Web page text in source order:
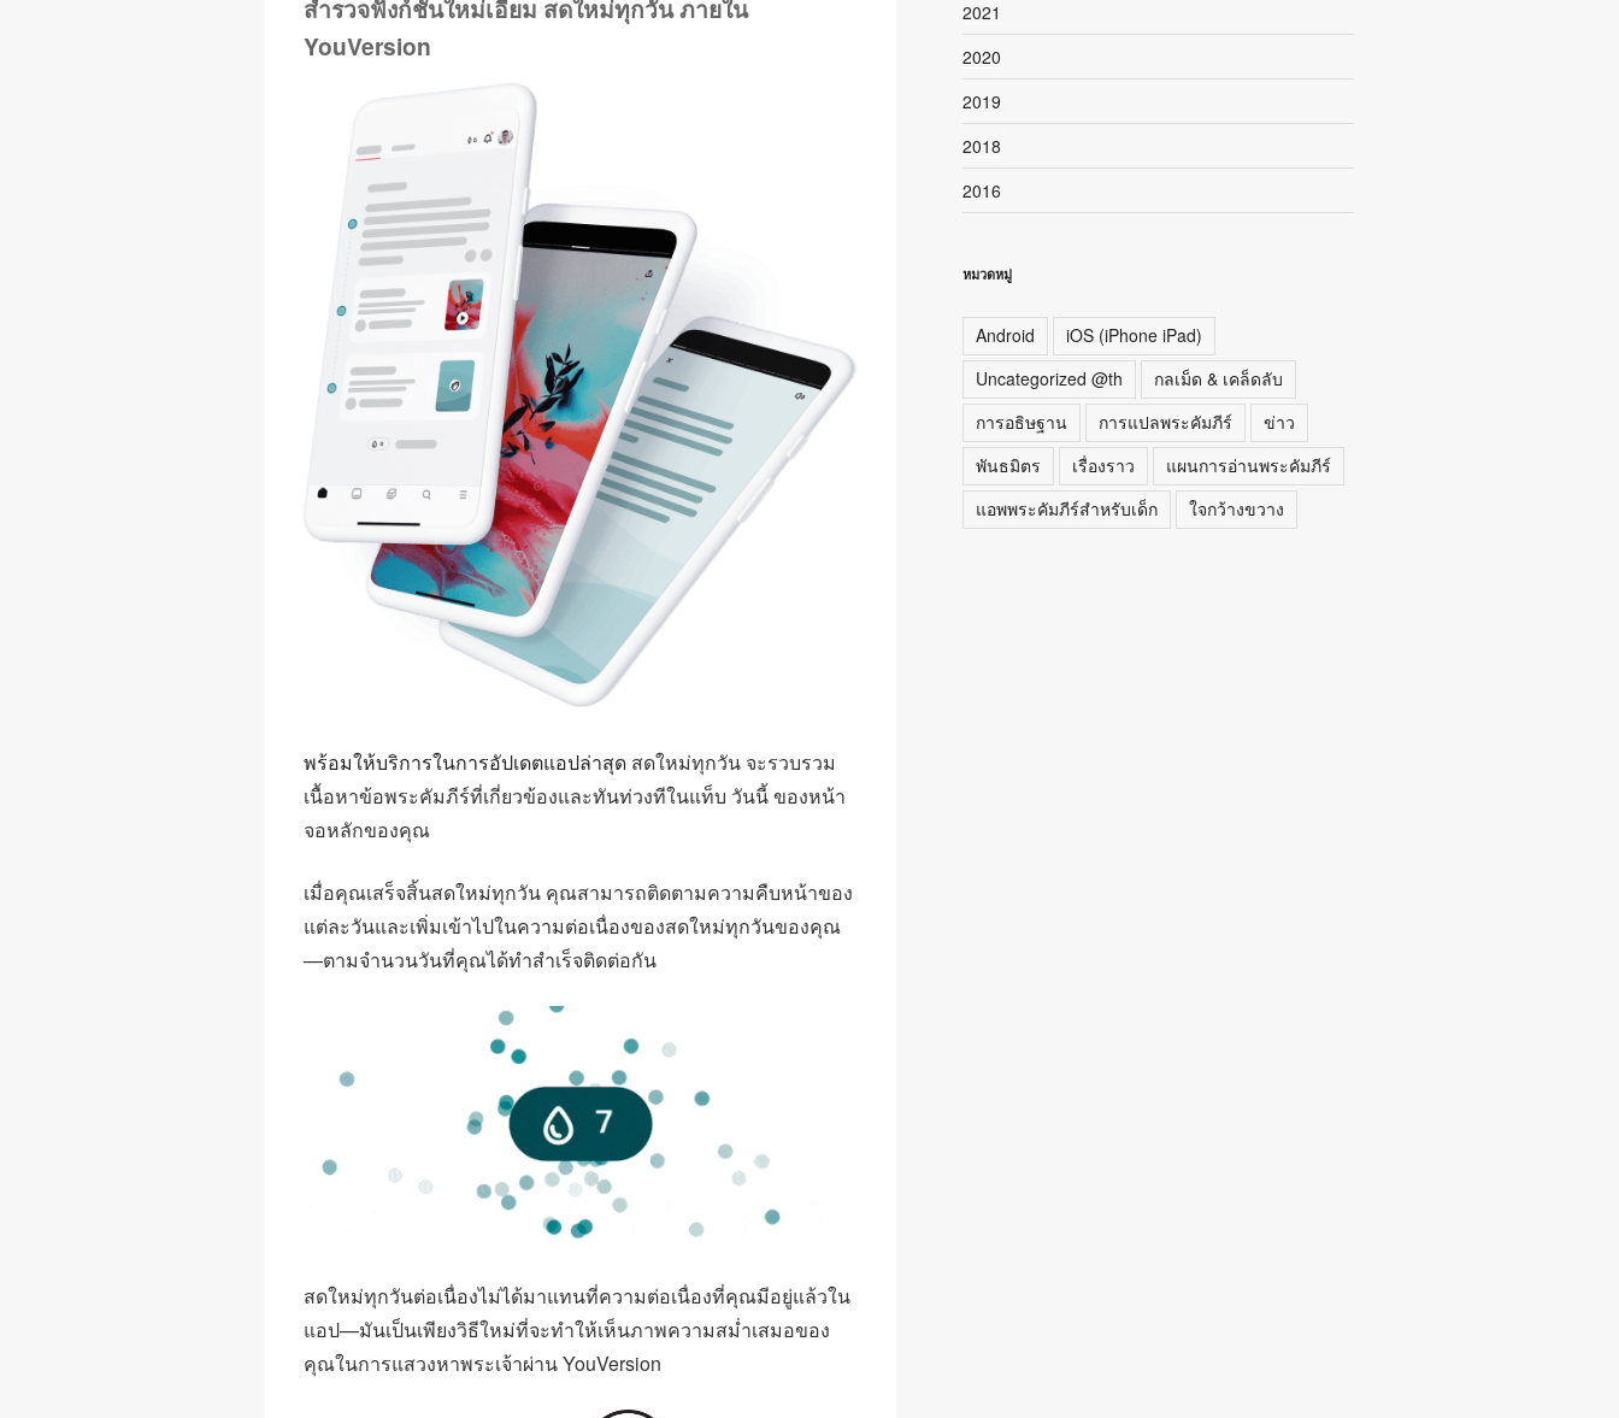
สำรวจฟังก์ชันใหม่เอี่ยม สดใหม่ทุกวัน ภายใน
YouVersion
พร้อมให้บริการในการอัปเดตแอปล่าสุด สดใหม่ทุกวัน จะรวบรวม
เนื้อหาข้อพระคัมภีร์ที่เกี่ยวข้องและทันท่วงทีในแท็บ วันนี้ ของหน้า
จอหลักของคุณ
เมื่อคุณเสร็จสิ้นสดใหม่ทุกวัน คุณสามารถติดตามความคืบหน้าของ
แต่ละวันและเพิ่มเข้าไปในความต่อเนื่องของสดใหม่ทุกวันของคุณ
—ตามจำนวนวันที่คุณได้ทำสำเร็จติดต่อกัน
สดใหม่ทุกวันต่อเนื่องไม่ได้มาแทนที่ความต่อเนื่องที่คุณมีอยู่แล้วใน
แอป—มันเป็นเพียงวิธีใหม่ที่จะทำให้เห็นภาพความสม่ำเสมอของ
คุณในการแสวงหาพระเจ้าผ่าน YouVersion
2021
2020
2019
2018
2016
หมวดหมู่
Android
iOS (iPhone iPad)
Uncategorized @th
กลเม็ด & เคล็ดลับ
การอธิษฐาน
การแปลพระคัมภีร์
ข่าว
พันธมิตร
เรื่องราว
แผนการอ่านพระคัมภีร์
แอพพระคัมภีร์สำหรับเด็ก
ใจกว้างขวาง